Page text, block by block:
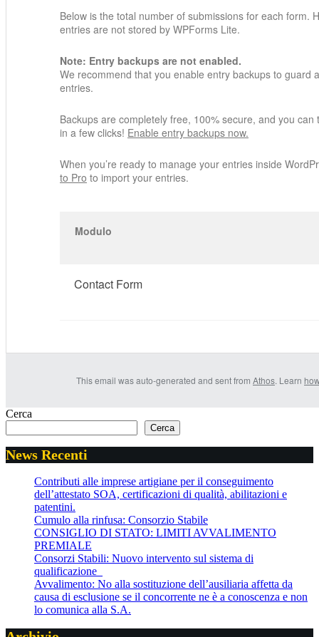
Below is the total number of submissions for each form.
entries are not stored by WPForms Lite.
Note: Entry backups are not enabled.
We recommend that you enable entry backups to guard
entries.
Backups are completely free, 100% secure, and you can
in a few clicks! Enable entry backups now.
When you’re ready to manage your entries inside
to Pro to import your entries.
Modulo
Contact Form
This email was auto-generated and sent from Athos. Learn
Cerca
Cerca
News Recenti
Contributi alle imprese artigiane per il conseguimento
dell’attestato SOA, certificazioni di qualità, abilitazioni e
patentini.
Cumulo alla rinfusa: Consorzio Stabile
CONSIGLIO DI STATO: LIMITI AVVALIMENTO
PREMIALE
Consorzi Stabili: Nuovo intervento sul sistema di
qualificazione
Avvalimento: No alla sostituzione dell’ausiliaria affetta da
causa di esclusione se il concorrente ne è a conoscenza e non
lo comunica alla S.A.